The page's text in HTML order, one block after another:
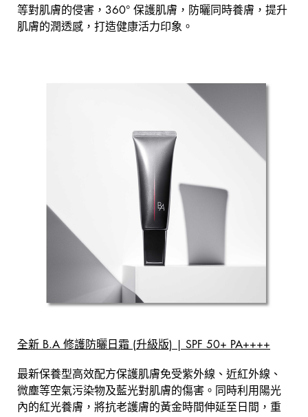
等對肌膚的侵害，360° 保護肌膚，防曬同時養膚，提升
肌膚的潤透感，打造健康活力印象。
全新 B.A 修護防曬日霜 (升級版) | SPF 50+ PA++++
最新保養型高效配方保護肌膚免受紫外線、近紅外線、
微塵等空氣污染物及藍光對肌膚的傷害。同時利用陽光
內的紅光養膚，將抗老護膚的黃金時間伸延至日間，重